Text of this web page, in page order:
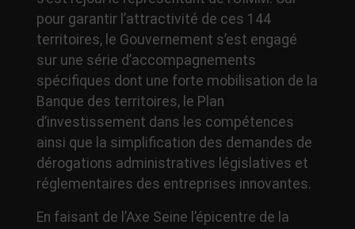
pour garantir l’attractivité de ces 144
territoires, le Gouvernement s’est engagé
sur une série d’accompagnements
spécifiques dont une forte mobilisation de la
Banque des territoires, le Plan
d’investissement dans les compétences
ainsi que la simplification des demandes de
dérogations administratives législatives et
réglementaires des entreprises innovantes.
En faisant de l’Axe Seine l’épicentre de la